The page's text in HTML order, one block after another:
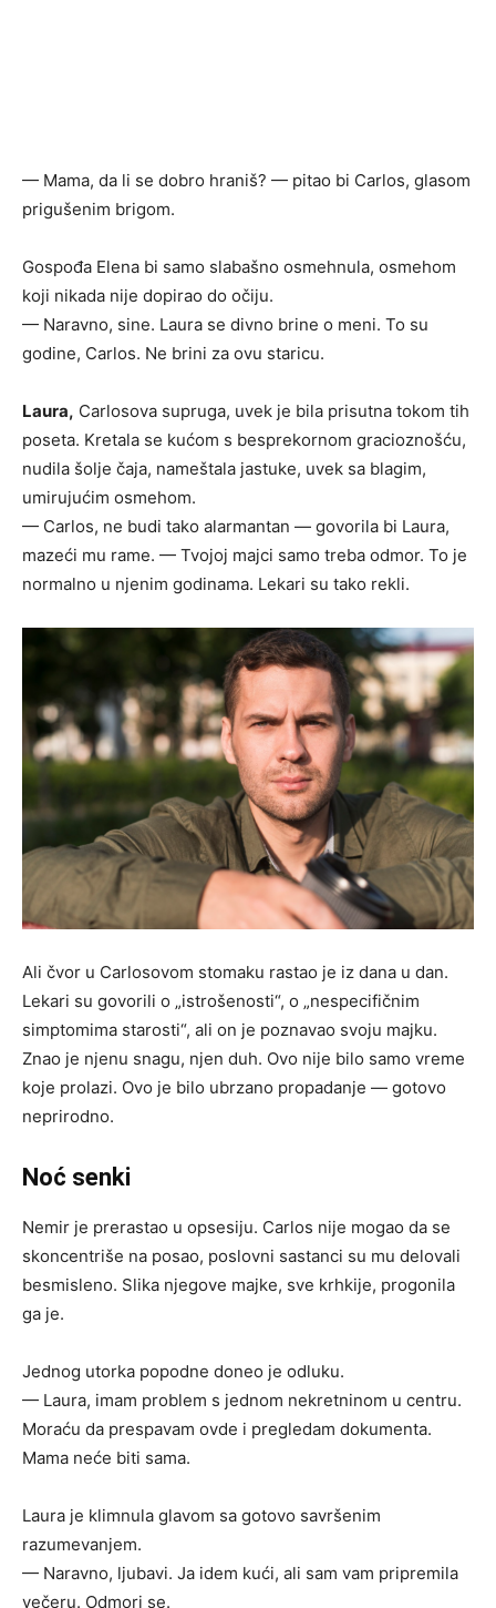
— Mama, da li se dobro hraniš? — pitao bi Carlos, glasom
prigušenim brigom.
Gospođa Elena bi samo slabašno osmehnula, osmehom
koji nikada nije dopirao do očiju.
— Naravno, sine. Laura se divno brine o meni. To su
godine, Carlos. Ne brini za ovu staricu.
Laura, Carlosova supruga, uvek je bila prisutna tokom tih
poseta. Kretala se kućom s besprekornom gracioznošću,
nudila šolje čaja, nameštala jastuke, uvek sa blagim,
umirujućim osmehom.
— Carlos, ne budi tako alarmantan — govorila bi Laura,
mazeći mu rame. — Tvojoj majci samo treba odmor. To je
normalno u njenim godinama. Lekari su tako rekli.
Ali čvor u Carlosovom stomaku rastao je iz dana u dan.
Lekari su govorili o „istrošenosti“, o „nespecifičnim
simptomima starosti“, ali on je poznavao svoju majku.
Znao je njenu snagu, njen duh. Ovo nije bilo samo vreme
koje prolazi. Ovo je bilo ubrzano propadanje — gotovo
neprirodno.
Noć senki
Nemir je prerastao u opsesiju. Carlos nije mogao da se
skoncentriše na posao, poslovni sastanci su mu delovali
besmisleno. Slika njegove majke, sve krhkije, progonila
ga je.
Jednog utorka popodne doneo je odluku.
— Laura, imam problem s jednom nekretninom u centru.
Moraću da prespavam ovde i pregledam dokumenta.
Mama neće biti sama.
Laura je klimnula glavom sa gotovo savršenim
razumevanjem.
— Naravno, ljubavi. Ja idem kući, ali sam vam pripremila
večeru. Odmori se.